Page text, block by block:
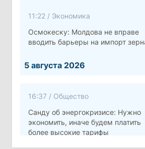
11:22 / Экономика
Осмокеску: Молдова не вправе
вводить барьеры на импорт
5 августа 2026
16:37 / Общество
Санду об энергокризисе: Нужно
экономить, иначе будем платить
более высокие тарифы